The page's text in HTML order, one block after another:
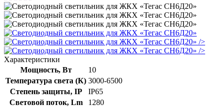
/>
/>
Характеристики
Мощность, Вт
10
Температура света (К) 3000-6500
Степень защиты, IP
IP65
Световой поток, Lm
1280